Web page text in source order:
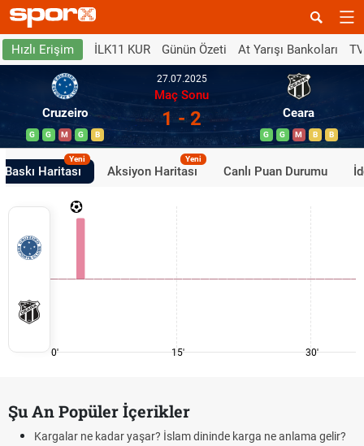
Hızlı Erişim İLK11 KUR Günün Özeti At Yarışı Bankoları
Cruzeiro
G G M G B
27.07.2025
Maç Sonu
1 - 2 Ceara
G G M B B
Baskı Haritası
Yeni
Aksiyon Haritası
Yeni
Canlı Puan Durumu
0' 15' 30'
Şu An Popüler İçerikler
Kargalar ne kadar yaşar? İslam dininde karga ne anlama gelir?